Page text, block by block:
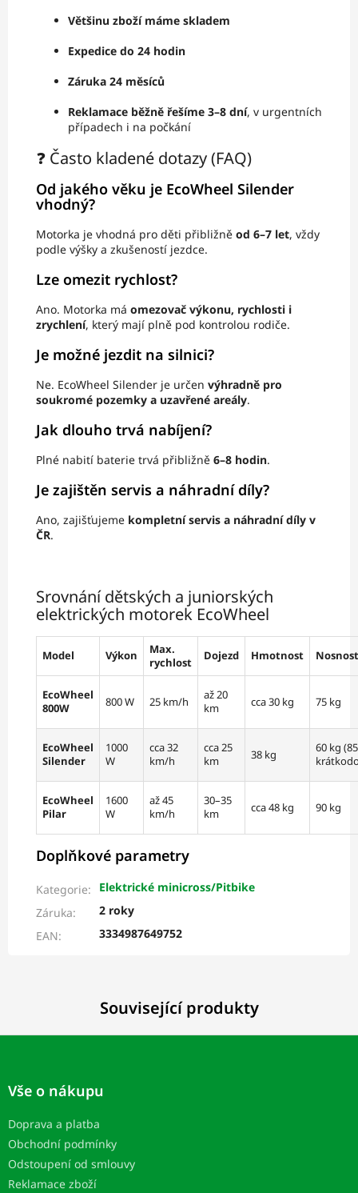
Související produkty
Většinu zboží máme skladem
Expedice do 24 hodin
Záruka 24 měsíců
Reklamace běžně řešíme 3–8 dní, v urgentních
případech i na počkání
❓ Často kladené dotazy (FAQ)
Od jakého věku je EcoWheel Silender
vhodný?
Motorka je vhodná pro děti přibližně od 6–7 let, vždy
podle výšky a zkušeností jezdce.
Lze omezit rychlost?
Ano. Motorka má omezovač výkonu, rychlosti i
zrychlení, který mají plně pod kontrolou rodiče.
Je možné jezdit na silnici?
Ne. EcoWheel Silender je určen výhradně pro
soukromé pozemky a uzavřené areály.
Jak dlouho trvá nabíjení?
Plné nabití baterie trvá přibližně 6–8 hodin.
Je zajištěn servis a náhradní díly?
Ano, zajišťujeme kompletní servis a náhradní díly v
ČR.
Srovnání dětských a juniorských
elektrických motorek EcoWheel
Model Výkon
Max.
rychlost
Dojezd Hmotnost Nosnost
EcoWheel
800W
800 W 25 km/h
až 20
km
cca 30 kg 75 kg
EcoWheel
Silender
1000
W
cca 32
km/h
cca 25
km
38 kg
60 kg
EcoWheel
Pilar
1600
W
až 45
km/h
30–35
km
cca 48 kg 90 kg
Doplňkové parametry
Kategorie:
Elektrické minicross/Pitbike
Záruka:
2 roky
EAN: 3334987649752
Z
Vše o nákupu
Doprava a platba
Obchodní podmínky
Odstoupení od smlouvy
Reklamace zboží